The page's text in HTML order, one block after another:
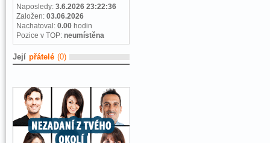
Naposledy: 3.6.2026 23:22:36
Založen: 03.06.2026
Nachatoval: 0.00 hodin
Pozice v TOP: neumístěna
Její přátelé (0)